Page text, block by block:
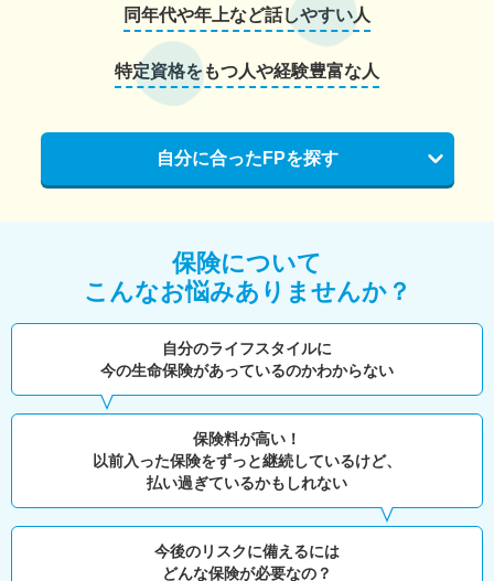
同年代や年上など話しやすい人
特定資格をもつ人や経験豊富な人
自分に合ったFPを探す
保険について
こんなお悩みありませんか？
自分のライフスタイルに
今の生命保険があっているのかわからない
保険料が高い！
以前入った保険をずっと継続しているけど、
払い過ぎているかもしれない
今後のリスクに備えるには
どんな保険が必要なの？